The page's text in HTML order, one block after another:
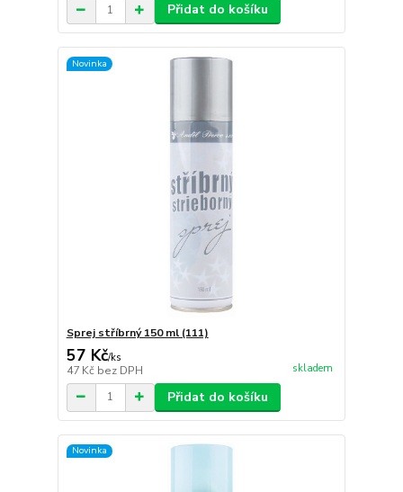
Přidat do košíku
Novinka
Sprej stříbrný 150 ml (111)
57 Kč/ks
47 Kč bez DPH skladem
Přidat do košíku
Novinka